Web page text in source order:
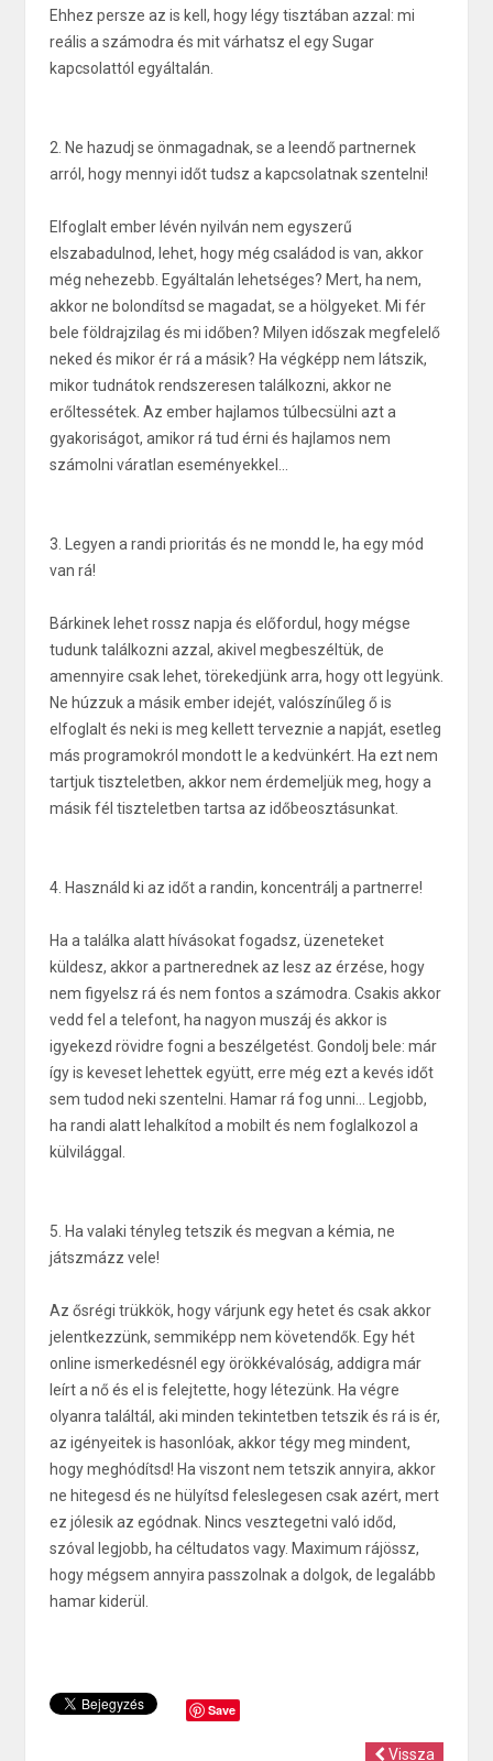
Ehhez persze az is kell, hogy légy tisztában azzal: mi
reális a számodra és mit várhatsz el egy Sugar
kapcsolattól egyáltalán.
2. Ne hazudj se önmagadnak, se a leendő partnernek
arról, hogy mennyi időt tudsz a kapcsolatnak szentelni!
Elfoglalt ember lévén nyilván nem egyszerű
elszabadulnod, lehet, hogy még családod is van, akkor
még nehezebb. Egyáltalán lehetséges? Mert, ha nem,
akkor ne bolondítsd se magadat, se a hölgyeket. Mi fér
bele földrajzilag és mi időben? Milyen időszak megfelelő
neked és mikor ér rá a másik? Ha végképp nem látszik,
mikor tudnátok rendszeresen találkozni, akkor ne
erőltessétek. Az ember hajlamos túlbecsülni azt a
gyakoriságot, amikor rá tud érni és hajlamos nem
számolni váratlan eseményekkel...
3. Legyen a randi prioritás és ne mondd le, ha egy mód
van rá!
Bárkinek lehet rossz napja és előfordul, hogy mégse
tudunk találkozni azzal, akivel megbeszéltük, de
amennyire csak lehet, törekedjünk arra, hogy ott legyünk.
Ne húzzuk a másik ember idejét, valószínűleg ő is
elfoglalt és neki is meg kellett terveznie a napját, esetleg
más programokról mondott le a kedvünkért. Ha ezt nem
tartjuk tiszteletben, akkor nem érdemeljük meg, hogy a
másik fél tiszteletben tartsa az időbeosztásunkat.
4. Használd ki az időt a randin, koncentrálj a partnerre!
Ha a találka alatt hívásokat fogadsz, üzeneteket
küldesz, akkor a partnerednek az lesz az érzése, hogy
nem figyelsz rá és nem fontos a számodra. Csakis akkor
vedd fel a telefont, ha nagyon muszáj és akkor is
igyekezd rövidre fogni a beszélgetést. Gondolj bele: már
így is keveset lehettek együtt, erre még ezt a kevés időt
sem tudod neki szentelni. Hamar rá fog unni... Legjobb,
ha randi alatt lehalkítod a mobilt és nem foglalkozol a
külvilággal.
5. Ha valaki tényleg tetszik és megvan a kémia, ne
játszmázz vele!
Az ősrégi trükkök, hogy várjunk egy hetet és csak akkor
jelentkezzünk, semmiképp nem követendők. Egy hét
online ismerkedésnél egy örökkévalóság, addigra már
leírt a nő és el is felejtette, hogy létezünk. Ha végre
olyanra találtál, aki minden tekintetben tetszik és rá is ér,
az igényeitek is hasonlóak, akkor tégy meg mindent,
hogy meghódítsd! Ha viszont nem tetszik annyira, akkor
ne hitegesd és ne hülyítsd feleslegesen csak azért, mert
ez jólesik az egódnak. Nincs vesztegetni való időd,
szóval legjobb, ha céltudatos vagy. Maximum rájössz,
hogy mégsem annyira passzolnak a dolgok, de legalább
hamar kiderül.
Save
Vissza